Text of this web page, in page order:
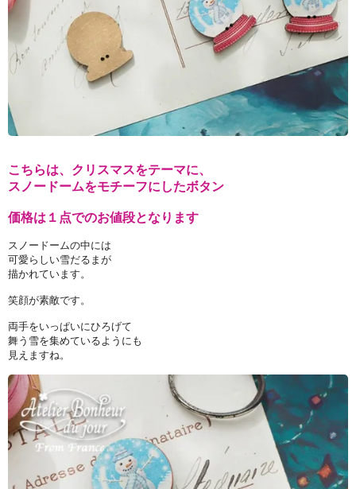
こちらは、クリスマスをテーマに、
スノードームをモチーフにしたボタン
価格は１点でのお値段となります
スノードームの中には
可愛らしい雪だるまが
描かれています。
笑顔が素敵です。
両手をいっぱいにひろげて
舞う雪を集めているようにも
見えますね。